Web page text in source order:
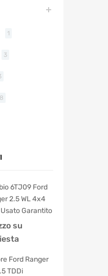
1
3
8
6TJ09 Ford
2.5 WL 4x4
Usato Garantito
su
Ford Ranger
TDDi